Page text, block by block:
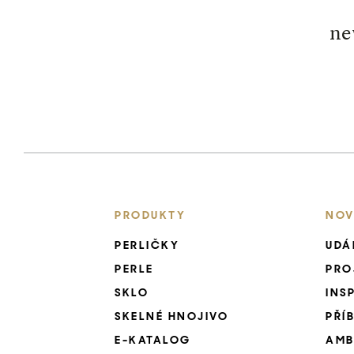
PRODUKTY
PERLIČKY
PERLE
SKLO
SKELNÉ HNOJIVO
E-KATALOG